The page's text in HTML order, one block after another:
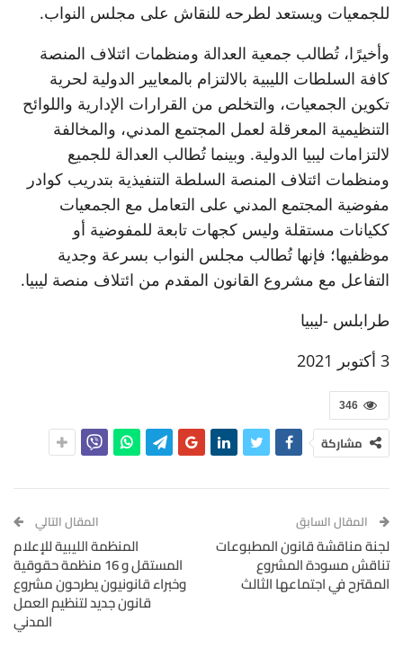
للجمعيات ويستعد لطرحه للنقاش على مجلس النواب.
وأخيرًا، تُطالب جمعية العدالة ومنظمات ائتلاف المنصة
كافة السلطات الليبية بالالتزام بالمعايير الدولية لحرية
تكوين الجمعيات، والتخلص من القرارات الإدارية واللوائح
التنظيمية المعرقلة لعمل المجتمع المدني، والمخالفة
لالتزامات ليبيا الدولية. وبينما تُطالب العدالة للجميع
ومنظمات ائتلاف المنصة السلطة التنفيذية بتدريب كوادر
مفوضية المجتمع المدني على التعامل مع الجمعيات
ككيانات مستقلة وليس كجهات تابعة للمفوضية أو
موظفيها؛ فإنها تُطالب مجلس النواب بسرعة وجدية
التفاعل مع مشروع القانون المقدم من ائتلاف منصة ليبيا.
طرابلس -ليبيا
3 أكتوبر 2021
346
مشاركة
المقال السابق
لجنة مناقشة قانون المطبوعات
تناقش مسودة المشروع
المقترح في اجتماعها الثالث
المقال التالي
المنظمة الليبية للإعلام
المستقل و 16 منظمة حقوقية
وخبراء قانونيون يطرحون مشروع
قانون جديد لتنظيم العمل
المدني